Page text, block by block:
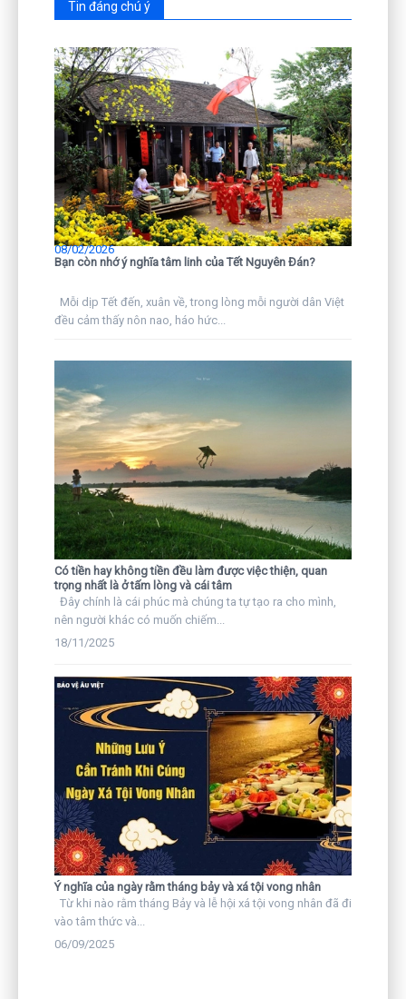
Tin đáng chú ý
Bạn còn nhớ ý nghĩa tâm linh của Tết Nguyên Đán?
08/02/2026
Mỗi dịp Tết đến, xuân về, trong lòng mỗi người dân Việt
đều cảm thấy nôn nao, háo hức...
Có tiền hay không tiền đều làm được việc thiện, quan
trọng nhất là ở tấm lòng và cái tâm
Đây chính là cái phúc mà chúng ta tự tạo ra cho mình,
nên người khác có muốn chiếm...
18/11/2025
Ý nghĩa của ngày rằm tháng bảy và xá tội vong nhân
Từ khi nào rằm tháng Bảy và lễ hội xá tội vong nhân đã đi
vào tâm thức và...
06/09/2025